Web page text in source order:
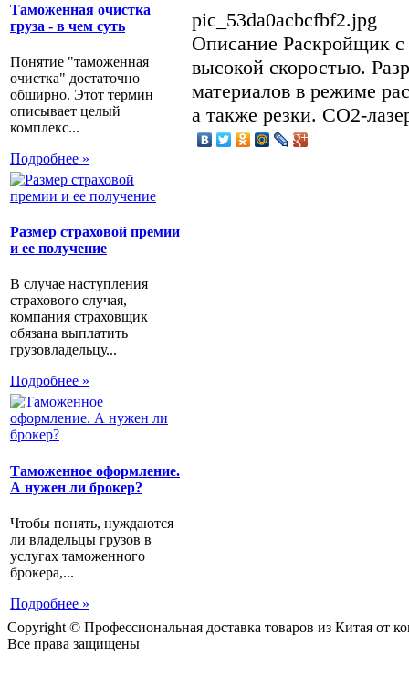
Таможенная очистка
груза - в чем суть
Понятие "таможенная
очистка" достаточно
обширно. Этот термин
описывает целый
комплекс...
Подробнее »
Размер страховой премии
и ее получение
В случае наступления
страхового случая,
компания страховщик
обязана выплатить
грузовладельцу...
Подробнее »
Таможенное оформление.
А нужен ли брокер?
Чтобы понять, нуждаются
ли владельцы грузов в
услугах таможенного
брокера,...
Подробнее »
pic_53da0acbcfbf2.jpg
Описание Раскройщик
высокой скоростью.
материалов в режиме
а также резки. СО2-
Copyright © Профессиональная доставка товаров из Китая от
Все права защищены